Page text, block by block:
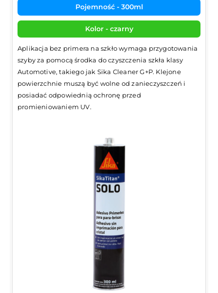
Pojemność - 300ml
Kolor - czarny
Aplikacja bez primera na szkło wymaga przygotowania
szyby za pomocą środka do czyszczenia szkła klasy
Automotive, takiego jak Sika Cleaner G+P. Klejone
powierzchnie muszą być wolne od zanieczyszczeń i
posiadać odpowiednią ochronę przed
promieniowaniem UV.